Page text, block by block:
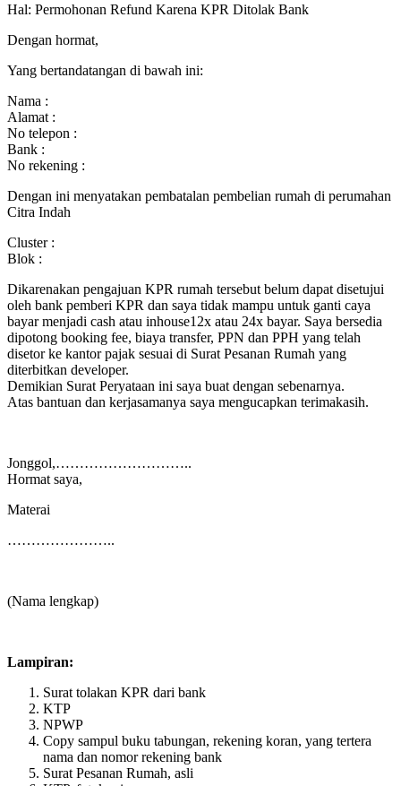
Hal: Permohonan Refund Karena KPR Ditolak Bank
Dengan hormat,
Yang bertandatangan di bawah ini:
Nama :
Alamat :
No telepon :
Bank :
No rekening :
Dengan ini menyatakan pembatalan pembelian rumah di perumahan
Citra Indah
Cluster :
Blok :
Dikarenakan pengajuan KPR rumah tersebut belum dapat disetujui
oleh bank pemberi KPR dan saya tidak mampu untuk ganti caya
bayar menjadi cash atau inhouse12x atau 24x bayar. Saya bersedia
dipotong booking fee, biaya transfer, PPN dan PPH yang telah
disetor ke kantor pajak sesuai di Surat Pesanan Rumah yang
diterbitkan developer.
Demikian Surat Peryataan ini saya buat dengan sebenarnya.
Atas bantuan dan kerjasamanya saya mengucapkan terimakasih.
Jonggol,………………………..
Hormat saya,
Materai
…………………..
(Nama lengkap)
Lampiran:
Surat tolakan KPR dari bank
KTP
NPWP
Copy sampul buku tabungan, rekening koran, yang tertera
nama dan nomor rekening bank
Surat Pesanan Rumah, asli